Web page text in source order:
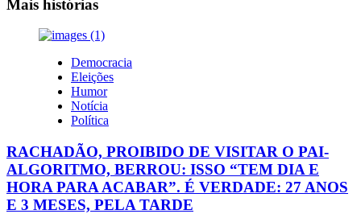
Mais histórias
Democracia
Eleições
Humor
Notícia
Política
RACHADÃO, PROIBIDO DE VISITAR O PAI-
ALGORITMO, BERROU: ISSO “TEM DIA E
HORA PARA ACABAR”. É VERDADE: 27 ANOS
E 3 MESES, PELA TARDE